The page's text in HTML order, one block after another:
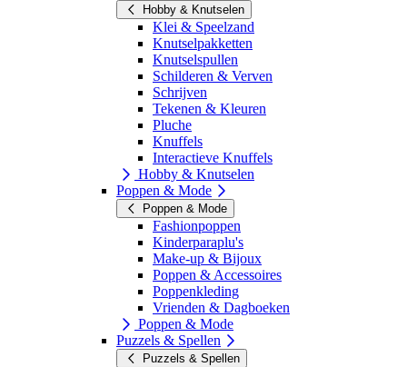
Hobby & Knutselen
Klei & Speelzand
Knutselpakketten
Knutselspullen
Schilderen & Verven
Schrijven
Tekenen & Kleuren
Pluche
Knuffels
Interactieve Knuffels
Hobby & Knutselen
Poppen & Mode
Poppen & Mode
Fashionpoppen
Kinderparaplu's
Make-up & Bijoux
Poppen & Accessoires
Poppenkleding
Vrienden & Dagboeken
Poppen & Mode
Puzzels & Spellen
Puzzels & Spellen